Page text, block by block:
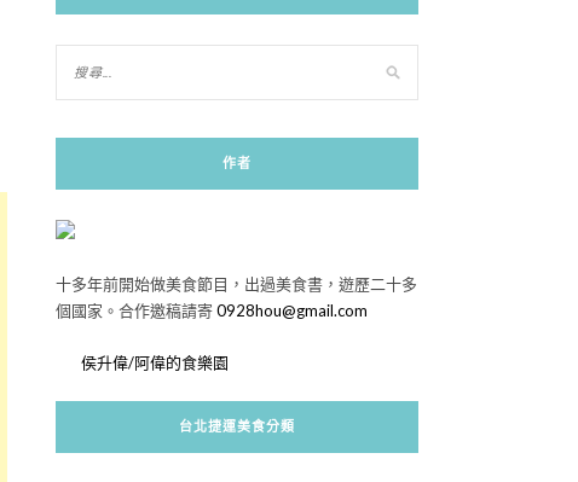
作者
十多年前開始做美食節目，出過美食書，遊歷二十多
個國家。合作邀稿請寄0928hou@gmail.com
侯升偉/阿偉的食樂園
台北捷運美食分類